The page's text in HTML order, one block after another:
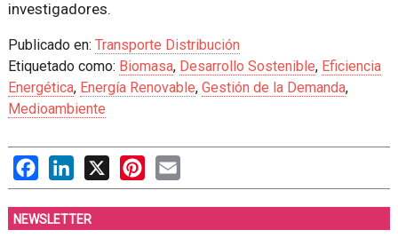
investigadores.
Publicado en: Transporte Distribución
Etiquetado como: Biomasa, Desarrollo Sostenible, Eficiencia
Energética, Energía Renovable, Gestión de la Demanda,
Medioambiente
FacebookLinkedIn Pinterest
NEWSLETTER